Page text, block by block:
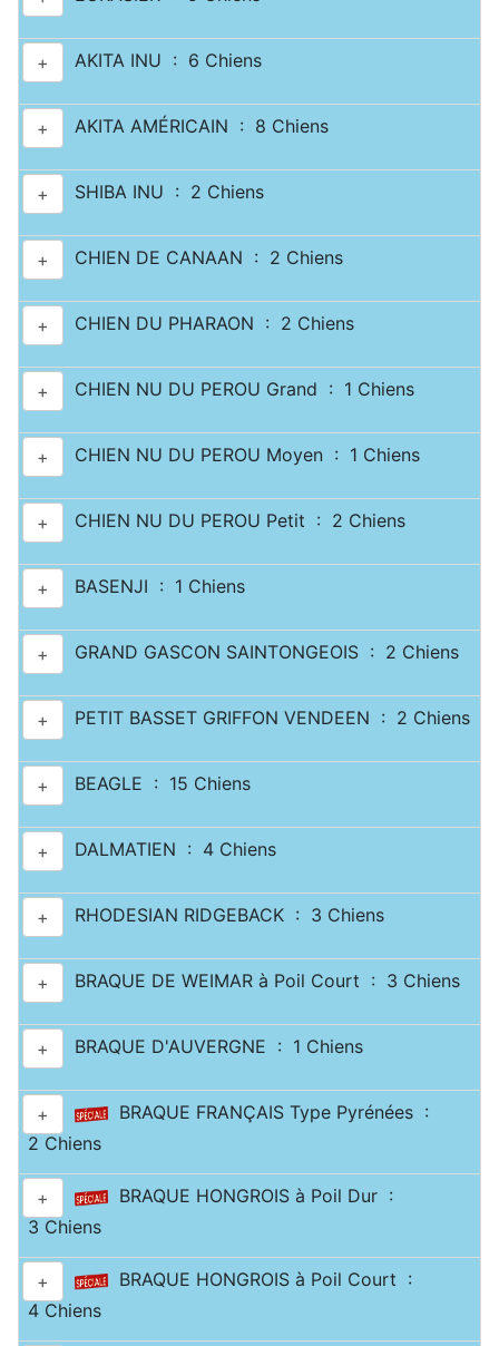
+ AKITA INU : 6 Chiens
+ AKITA AMÉRICAIN : 8 Chiens
+ SHIBA INU : 2 Chiens
+ CHIEN DE CANAAN : 2 Chiens
+ CHIEN DU PHARAON : 2 Chiens
+ CHIEN NU DU PEROU Grand : 1 Chiens
+ CHIEN NU DU PEROU Moyen : 1 Chiens
+ CHIEN NU DU PEROU Petit : 2 Chiens
+ BASENJI : 1 Chiens
+ GRAND GASCON SAINTONGEOIS : 2 Chiens
+ PETIT BASSET GRIFFON VENDEEN : 2 Chiens
+ BEAGLE : 15 Chiens
+ DALMATIEN : 4 Chiens
+ RHODESIAN RIDGEBACK : 3 Chiens
+ BRAQUE DE WEIMAR à Poil Court : 3 Chiens
+ BRAQUE D'AUVERGNE : 1 Chiens
+
BRAQUE FRANÇAIS Type Pyrénées :
2 Chiens
+
BRAQUE HONGROIS à Poil Dur :
3 Chiens
+
BRAQUE HONGROIS à Poil Court :
4 Chiens